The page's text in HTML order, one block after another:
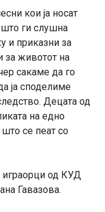
кои ја носат
ги слушна
и приказни за
за животот на
сакаме да го
ја споделиме
Децата од
на едно
се пеат со
играорци од КУД
Гавазова.